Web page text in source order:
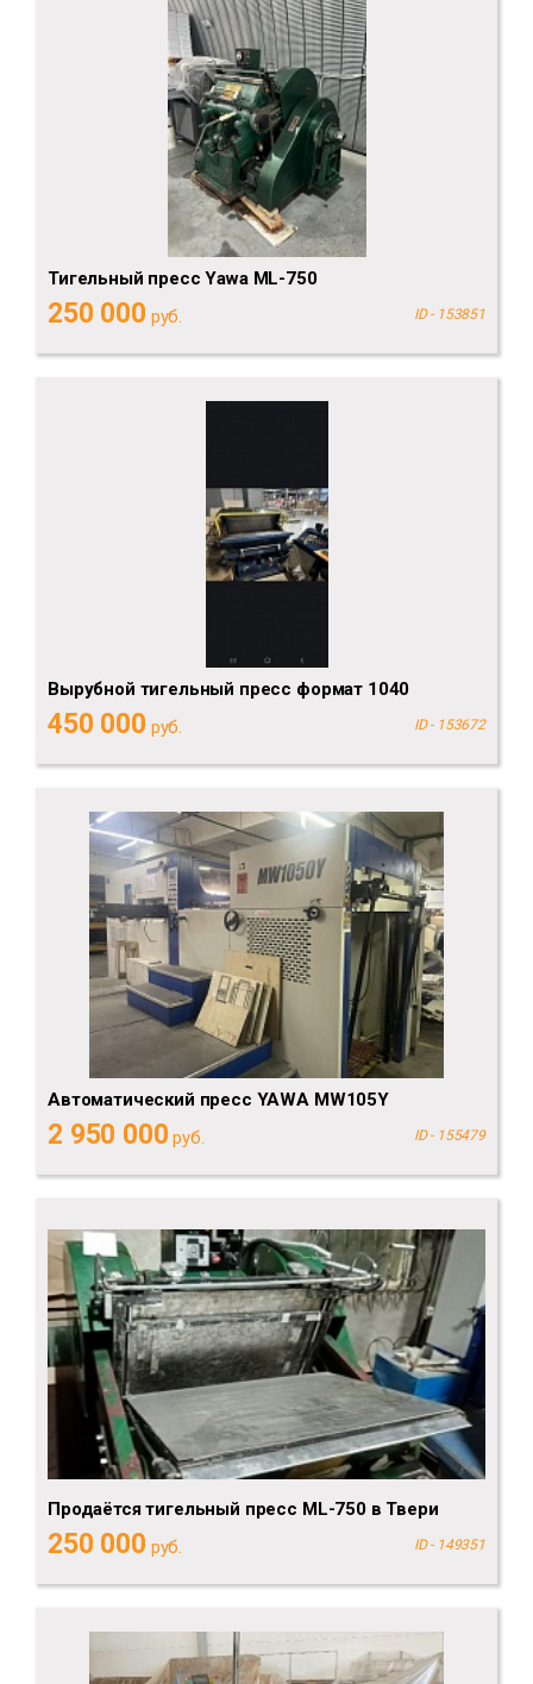
Тигельный пресс Yawa ML-750
250 000 руб. ID - 153851
Вырубной тигельный пресс формат 1040
450 000 руб. ID - 153672
Автоматический пресс YAWA MW105Y
2 950 000 руб. ID - 155479
Продаётся тигельный пресс ML-750 в Твери
250 000 руб. ID - 149351